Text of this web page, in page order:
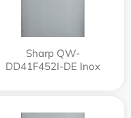
Sharp QW-
DD41F452I-DE Inox